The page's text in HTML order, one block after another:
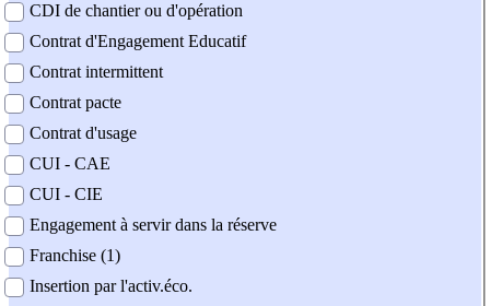
CDI de chantier ou d'opération
Contrat d'Engagement Educatif
Contrat intermittent
Contrat pacte
Contrat d'usage
CUI - CAE
CUI - CIE
Engagement à servir dans la réserve
Franchise (1)
Insertion par l'activ.éco.